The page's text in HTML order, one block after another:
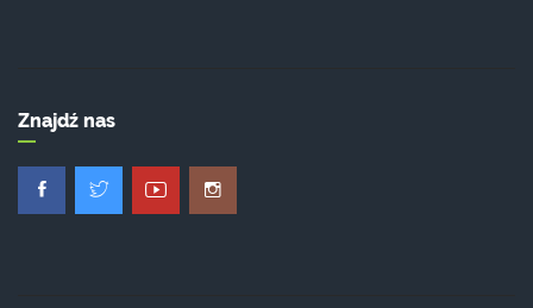
Znajdź nas